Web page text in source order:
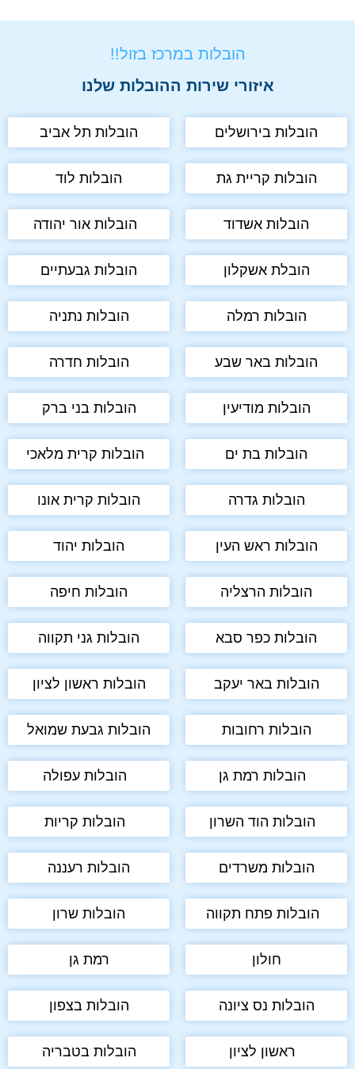
הובלות במרכז בזול!!
איזורי שירות ההובלות שלנו
הובלות בירושלים
הובלות קריית גת
הובלות אשדוד
הובלת אשקלון
הובלות רמלה
הובלות באר שבע
הובלות מודיעין
הובלות תל אביב
הובלות לוד
הובלות אור יהודה
הובלות גבעתיים
הובלות נתניה
הובלות חדרה
הובלות בני ברק
הובלות בת ים
הובלות גדרה
הובלות ראש העין
הובלות הרצליה
הובלות כפר סבא
הובלות באר יעקב
הובלות רחובות
הובלות קרית מלאכי
הובלות קרית אונו
הובלות יהוד
הובלות חיפה
הובלות גני תקווה
הובלות ראשון לציון
הובלות גבעת שמואל
הובלות רמת גן
הובלות הוד השרון
הובלות משרדים
הובלות פתח תקווה
חולון
הובלות נס ציונה
ראשון לציון
הובלות עפולה
הובלות קריות
הובלות רעננה
הובלות שרון
רמת גן
הובלות בצפון
הובלות בטבריה